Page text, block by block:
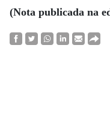
(Nota publicada na